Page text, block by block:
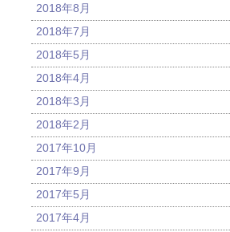
2018年8月
2018年7月
2018年5月
2018年4月
2018年3月
2018年2月
2017年10月
2017年9月
2017年5月
2017年4月